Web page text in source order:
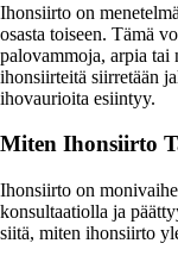
Ihonsiirto on
osasta toiseen. Tämä
palovammoja, arpia tai
ihonsiirteitä siirretään
ihovaurioita esiintyy.
Miten Ihonsiirto
Ihonsiirto on
konsultaatiolla ja
siitä, miten ihonsiirto